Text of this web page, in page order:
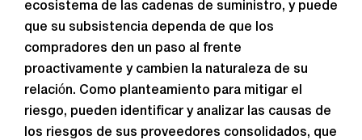
ecosistema de las cadenas de suministro, y puede
que su subsistencia dependa de que los
compradores den un paso al frente
proactivamente y cambien la naturaleza de su
relación. Como planteamiento para mitigar el
riesgo, pueden identificar y analizar las causas de
los riesgos de sus proveedores consolidados, que